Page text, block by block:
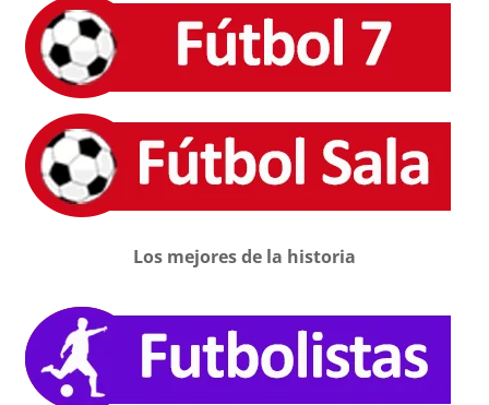
Los mejores de la historia